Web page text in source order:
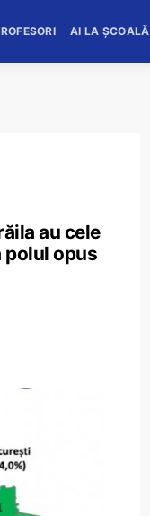
AI LA ȘCOALĂ
au cele
polul opus